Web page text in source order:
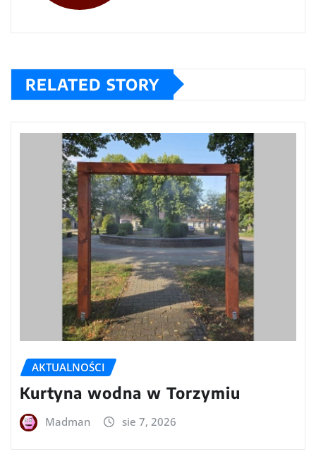
RELATED STORY
AKTUALNOŚCI
Kurtyna wodna w Torzymiu
Madman sie 7, 2026